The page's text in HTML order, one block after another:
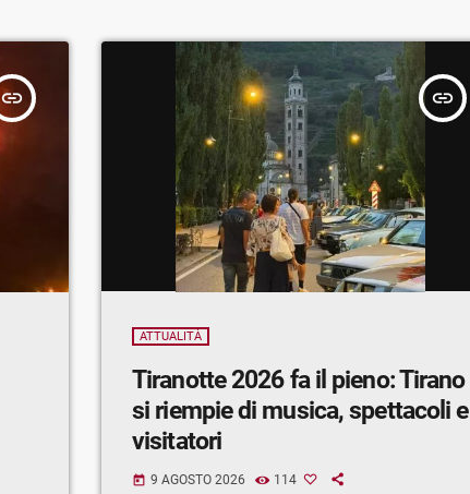
insert_link insert_link
ATTUALITÀ
Tiranotte 2026 fa il pieno: Tirano
si riempie di musica, spettacoli e
visitatori
today 9 AGOSTO 2026 114